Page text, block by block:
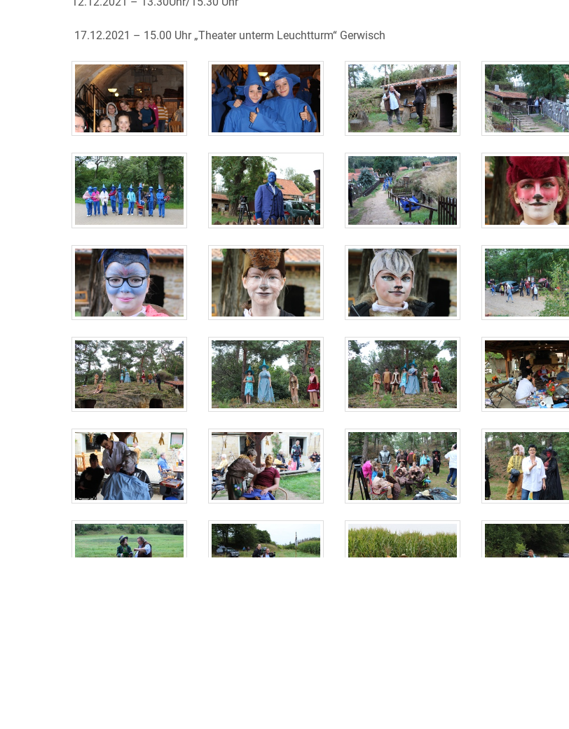
17.12.2021 – 15.00 Uhr „Theater unterm Leuchtturm“ Gerwisch